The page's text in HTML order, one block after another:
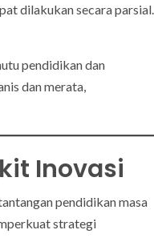
dilakukan secara parsial.
pendidikan dan
dan merata,
Inovasi
pendidikan masa
strategi